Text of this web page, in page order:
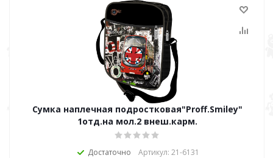
Сумка наплечная подростковая"Proff.Smiley"
1отд.на мол.2 внеш.карм.
Достаточно Артикул: 21-6131